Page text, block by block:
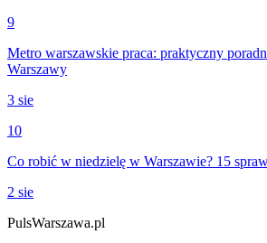
9
Metro warszawskie praca: praktyczny
Warszawy
3 sie
10
Co robić w niedzielę w Warszawie? 15
2 sie
PulsWarszawa.pl